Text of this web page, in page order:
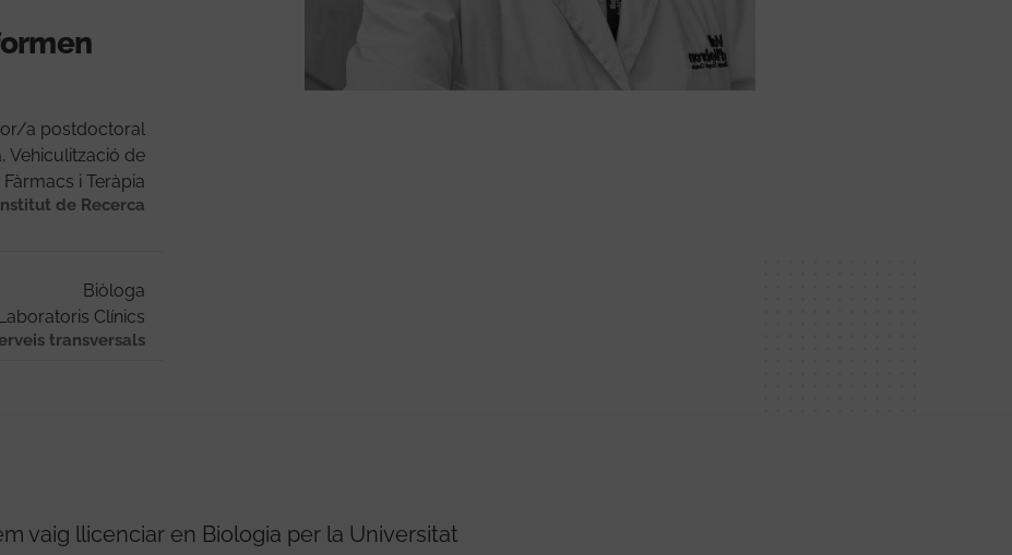
a postdoctoral
Vehiculització de
Fàrmacs i Teràpia
de Recerca
Biòloga
Clínics
transversals
vaig llicenciar en Biologia per la Universitat